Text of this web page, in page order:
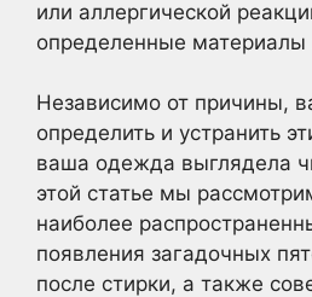
или аллергической
определенные материалы
Независимо от причины,
определить и устранить
ваша одежда выглядела
этой статье мы
наиболее
появления загадочных
после стирки, а также